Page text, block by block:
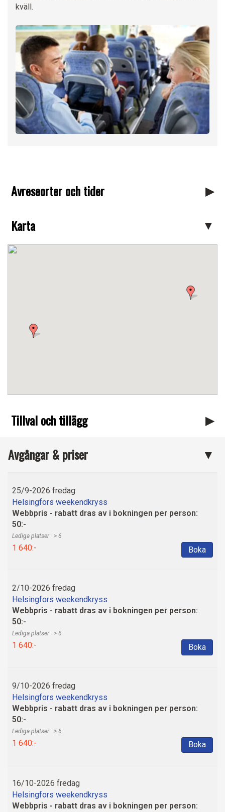
kväll.
Avreseorter och tider
Karta
Tillval och tillägg
Avgångar & priser
25/9-2026 fredag
Helsingfors weekendkryss
Webbpris - rabatt dras av i bokningen per person:
50:-
> 6
1 640:- Boka
2/10-2026 fredag
Helsingfors weekendkryss
Webbpris - rabatt dras av i bokningen per person:
50:-
> 6
1 640:- Boka
9/10-2026 fredag
Helsingfors weekendkryss
Webbpris - rabatt dras av i bokningen per person:
50:-
> 6
1 640:- Boka
16/10-2026 fredag
Helsingfors weekendkryss
Webbpris - rabatt dras av i bokningen per person: